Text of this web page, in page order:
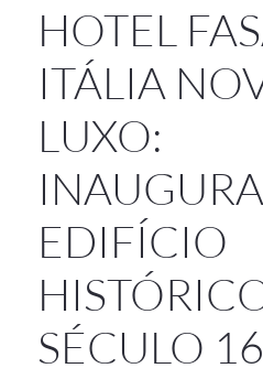
HOTEL
ITÁLIA
LUXO:
EDIFÍCIO
SÉCULO 16